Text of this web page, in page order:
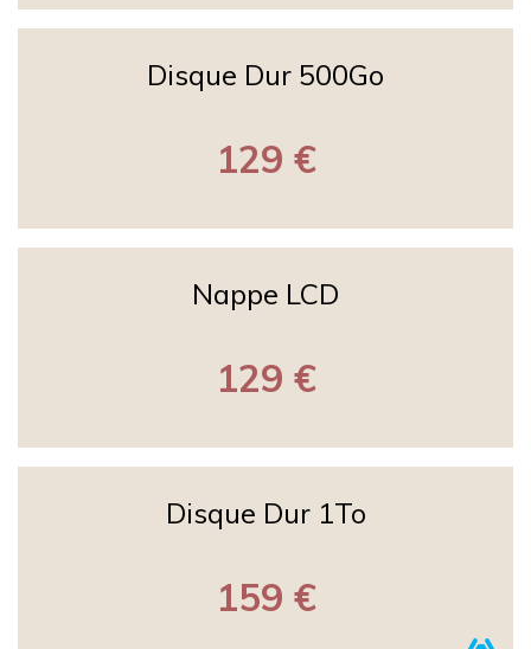
Disque Dur 500Go
129 €
Nappe LCD
129 €
Disque Dur 1To
159 €